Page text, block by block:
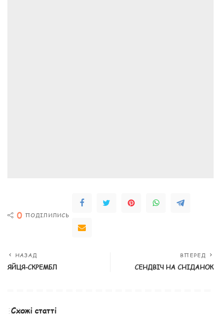
0 ПОДІЛИЛИСЬ
НАЗАД
ЯЙЦЯ-СКРЕМБЛ
ВПЕРЕД
СЕНДВІЧ НА СНІДАНОК
Схожі статті